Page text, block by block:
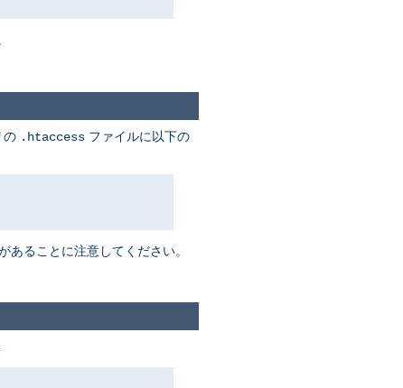
の .htaccess ファイルに以下の
あることに注意してください。